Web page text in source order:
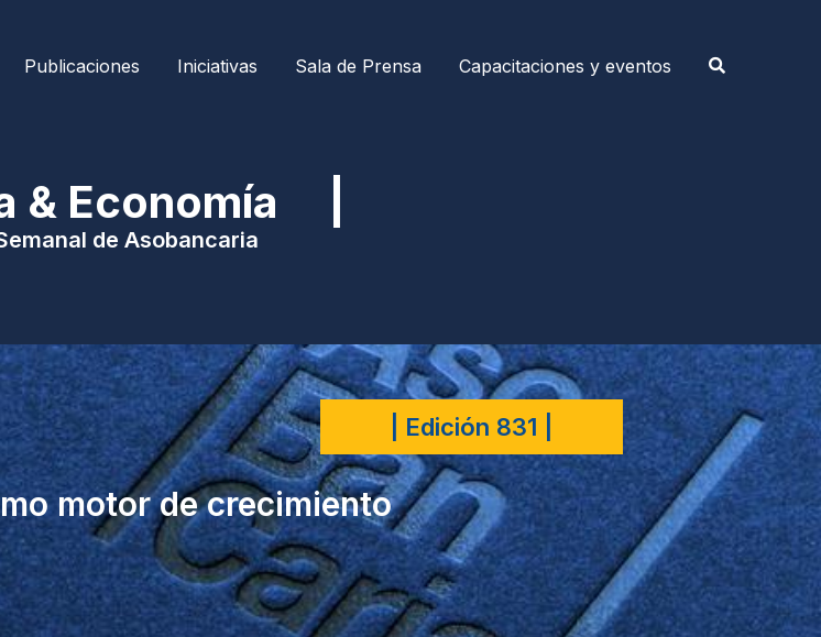
Publicaciones Iniciativas Sala de Prensa Capacitaciones y eventos
& Economía |
de Asobancaria
| Edición 831 |
motor de crecimiento